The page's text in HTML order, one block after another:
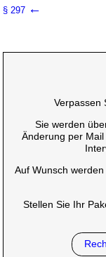
§ 297 ←
Verpassen
Sie werden
Änderung per
Auf Wunsch
Stellen Sie Ihr